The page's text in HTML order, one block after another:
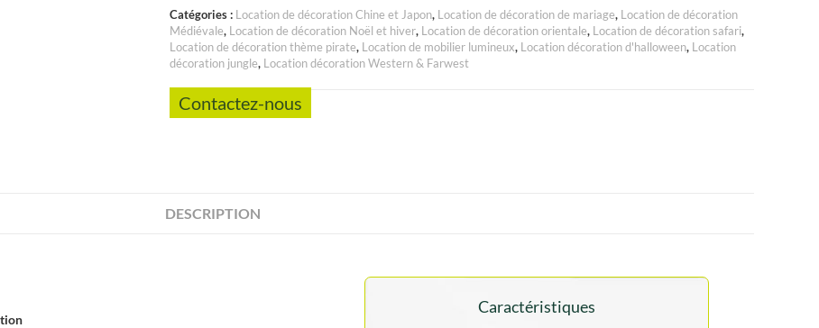
Catégories : Location de décoration Chine et Japon, Location de décoration de mariage, Location de décoration
Médiévale, Location de décoration Noël et hiver, Location de décoration orientale, Location de décoration safari,
Location de décoration thème pirate, Location de mobilier lumineux, Location décoration d'halloween, Location
décoration jungle, Location décoration Western & Farwest
Contactez-nous
DESCRIPTION
Caractéristiques